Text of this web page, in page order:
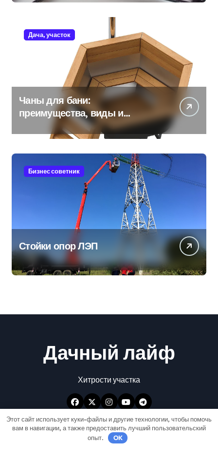
Дача, участок
Чаны для бани:
преимущества, виды и
особенности использования
Бизнес советник
Стойки опор ЛЭП
Дачный лайф
Хитрости участка
Этот сайт использует куки-файлы и другие технологии, чтобы помочь
вам в навигации, а также предоставить лучший пользовательский
опыт.
OK